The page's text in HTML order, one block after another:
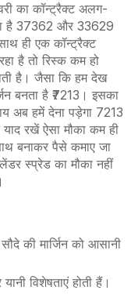
का कॉन्ट्रैक्ट अलग-
है 37362 और 33629
ही एक कॉन्ट्रैक्ट
है तो रिस्क कम हो
है। जैसा कि हम देख
बनता है ₹7213। इसका
अब हमें देना पड़ेगा 7213
रखें ऐसा मौका कम ही
बनाकर पैसे कमाए जा
स्प्रेड का मौका नहीं
की मार्जिन को आसानी
यानी विशेषताएं होती हैं।